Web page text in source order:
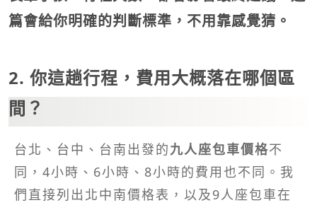
篇會給你明確的判斷標準，不用靠感覺猜。
2. 你這趟行程，費用大概落在哪個區
間？
台北、台中、台南出發的九人座包車價格不
同，4小時、6小時、8小時的費用也不同。我
們直接列出北中南價格表，以及9人座包車在